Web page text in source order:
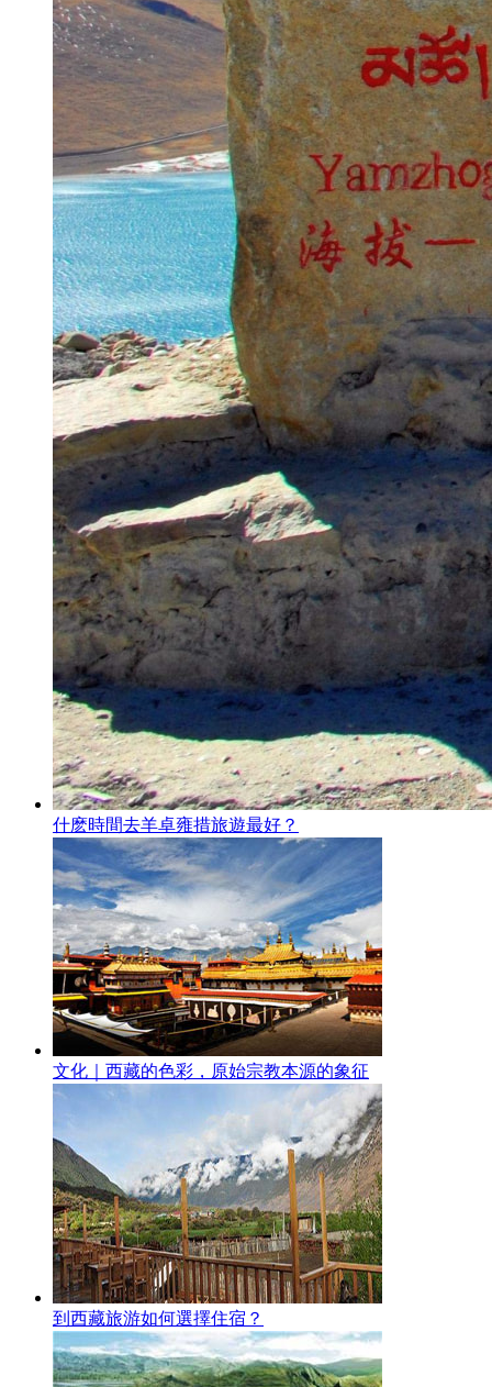
什麽時間去羊卓雍措旅遊最好？
文化｜西藏的色彩，原始宗教本源的象征
到西藏旅游如何選擇住宿？